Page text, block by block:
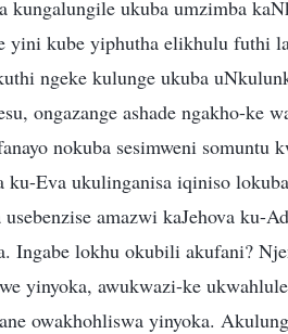
kungalungile ukuba umzimba
yini kube yiphutha elikhulu futhi
ngeke kulunge ukuba
ongazange ashade ngakho-ke
nokuba sesimweni somuntu
ku-Eva ukulinganisa iqiniso
amazwi kaJehova ku-
Ingabe lokhu okubili akufani?
yinyoka, awukwazi-ke
owakhohliswa yinyoka.